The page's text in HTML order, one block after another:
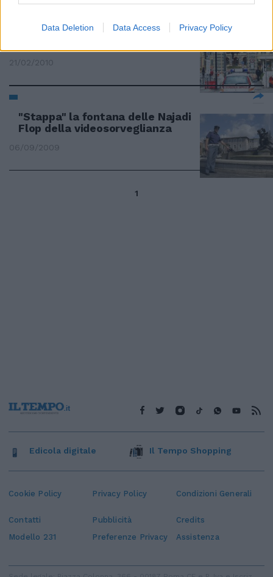
Data Deletion Data Access Privacy Policy
Il San Camillo si blinda dopo
21/02/2010
"Stappa" la fontana delle Najadi
Flop della videosorveglianza
06/09/2009
1
Cookie Policy Privacy Policy Condizioni Generali
Contatti Pubblicità
Credits
Modello 231
Preferenze Privacy Assistenza
Edicola digitale Il Tempo Shopping